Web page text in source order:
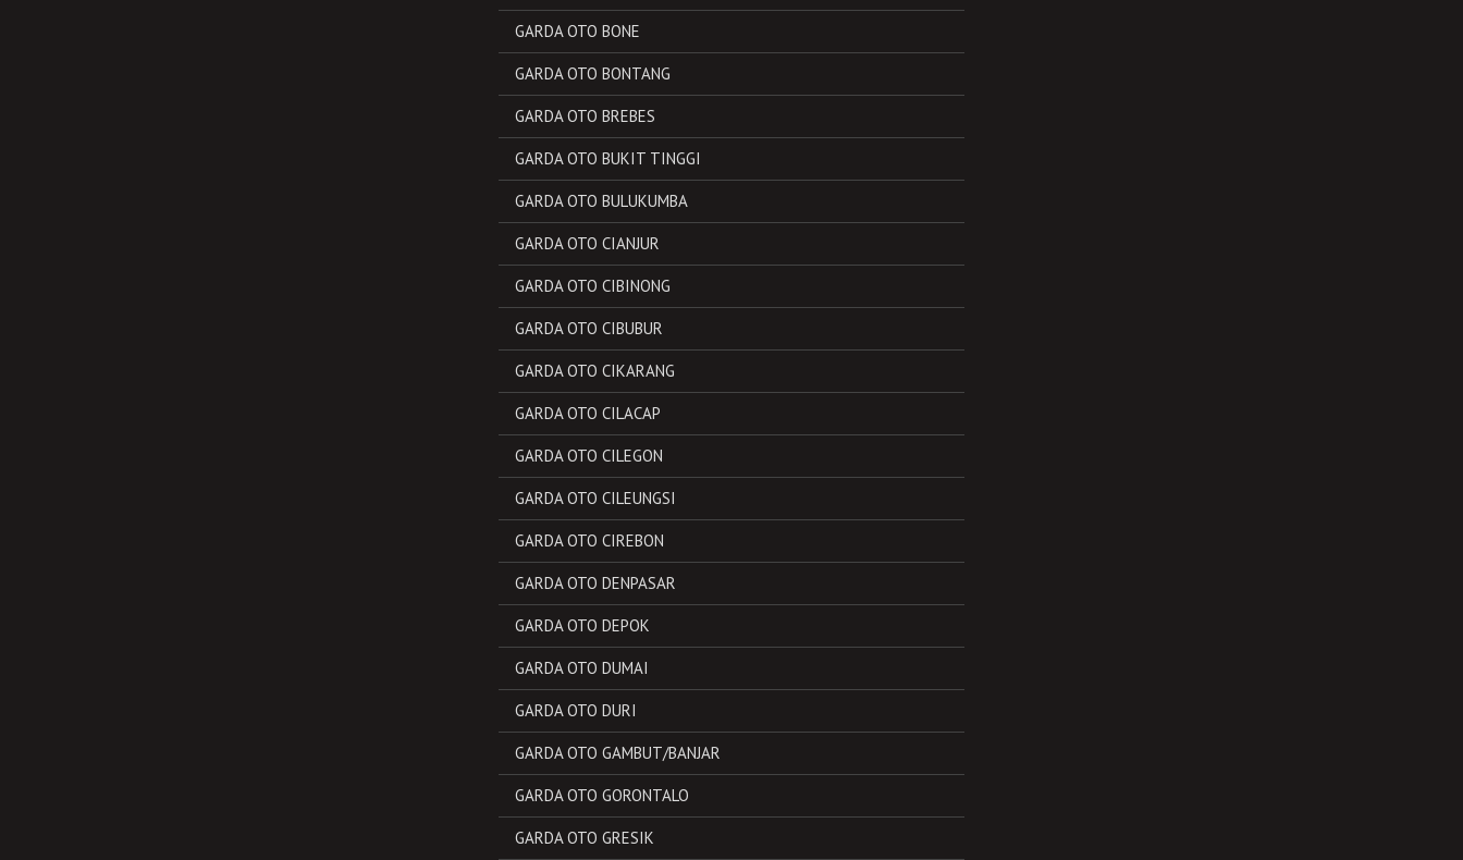
GARDA OTO BONE
GARDA OTO BONTANG
GARDA OTO BREBES
GARDA OTO BUKIT TINGGI
GARDA OTO BULUKUMBA
GARDA OTO CIANJUR
GARDA OTO CIBINONG
GARDA OTO CIBUBUR
GARDA OTO CIKARANG
GARDA OTO CILACAP
GARDA OTO CILEGON
GARDA OTO CILEUNGSI
GARDA OTO CIREBON
GARDA OTO DENPASAR
GARDA OTO DEPOK
GARDA OTO DUMAI
GARDA OTO DURI
GARDA OTO GAMBUT/BANJAR
GARDA OTO GORONTALO
GARDA OTO GRESIK